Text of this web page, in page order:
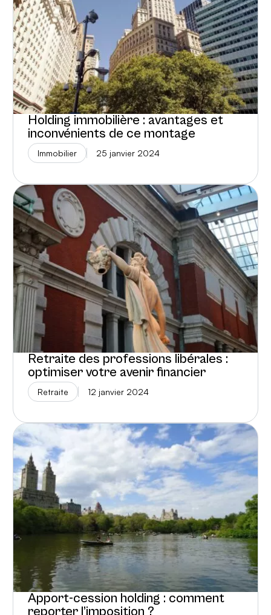
Holding immobilière : avantages et
inconvénients de ce montage
Immobilier 25 janvier 2024
Retraite des professions libérales :
optimiser votre avenir financier
Retraite 12 janvier 2024
Apport-cession holding : comment
reporter l’imposition ?